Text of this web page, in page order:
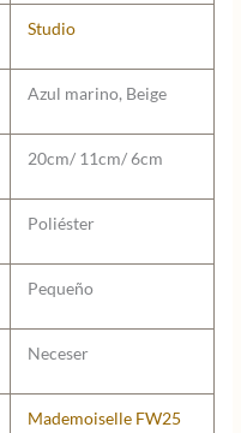
Studio
Azul marino, Beige
20cm/ 11cm/ 6cm
Poliéster
Pequeño
Neceser
Mademoiselle FW25